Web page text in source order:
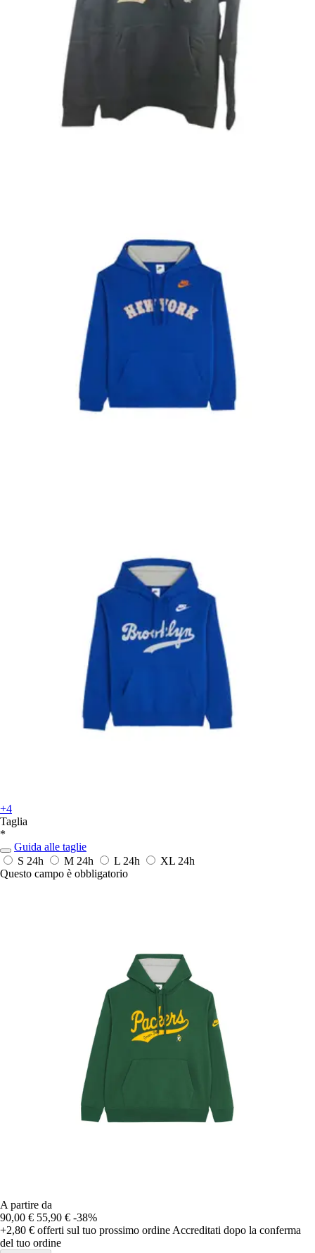
+4
Taglia
*
Guida alle taglie
S 24h M 24h L 24h XL 24h
Questo campo è obbligatorio
A partire da
90,00 € 55,90 € -38%
+2,80 € offerti sul tuo prossimo ordine Accreditati dopo la conferma
del tuo ordine